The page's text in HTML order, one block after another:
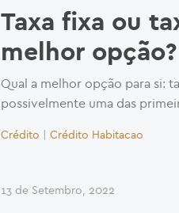
Taxa fixa ou
melhor opção?
Qual a melhor opção para si:
possivelmente uma das
Crédito Crédito Habitacao
13 de Setembro, 2022